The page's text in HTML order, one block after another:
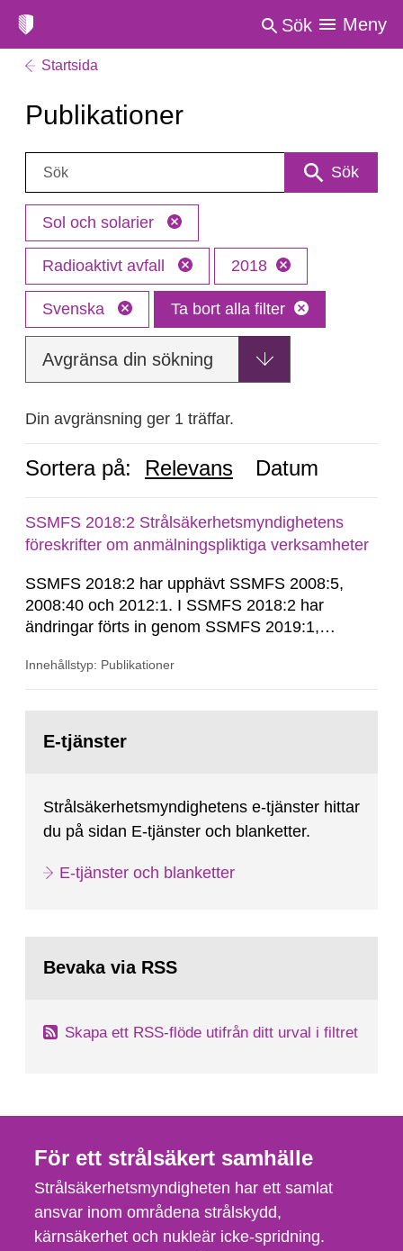
Sök Meny
Startsida
Publikationer
Sök: Sök
Sol och solarier
Radioaktivt avfall 2018
Svenska Ta bort alla filter
Avgränsa din sökning
Din avgränsning ger 1 träffar.
Sortera på: Relevans Datum
SSMFS 2018:2 Strålsäkerhetsmyndighetens
föreskrifter om anmälningspliktiga verksamheter
SSMFS 2018:2 har upphävt SSMFS 2008:5,
2008:40 och 2012:1. I SSMFS 2018:2 har
ändringar förts in genom SSMFS 2019:1,
Innehållstyp: Publikationer
sida:E-tjänster
Strålsäkerhetsmyndighetens e-tjänster hittar
du på sidan E-tjänster och blanketter.
E-tjänster och blanketter
Bevaka via RSS
Skapa ett RSS-flöde utifrån ditt urval i filtret
För ett strålsäkert samhälle
Strålsäkerhetsmyndigheten har ett samlat
ansvar inom områdena strålskydd,
kärnsäkerhet och nukleär icke-spridning.